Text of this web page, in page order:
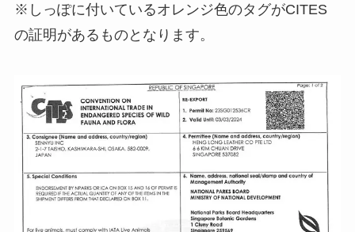
※しっぽに付いているオレンジ色のタグがCITES
の証明があるものとなります。